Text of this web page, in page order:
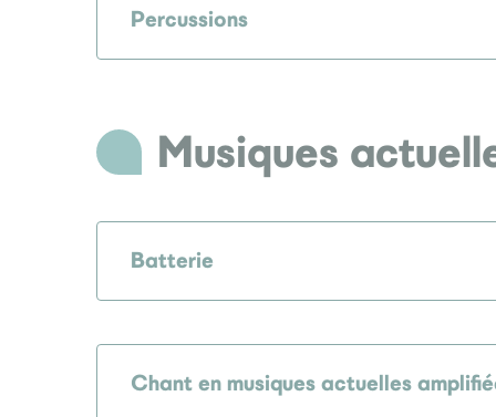
Percussions
Musiques
Batterie
Chant en musiques actuelles